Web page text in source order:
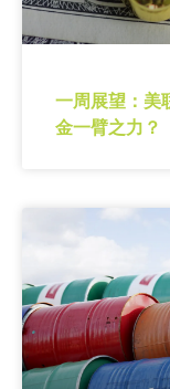
一周展望：美
金一臂之力？